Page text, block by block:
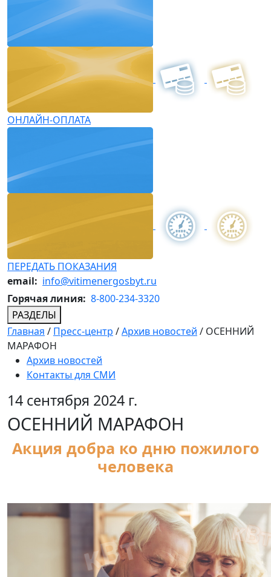
ОНЛАЙН-ОПЛАТА
ПЕРЕДАТЬ ПОКАЗАНИЯ
email: info@vitimenergosbyt.ru
Горячая линия: 8-800-234-3320
РАЗДЕЛЫ
Главная / Пресс-центр /Архив новостей / ОСЕННИЙ
МАРАФОН
Архив новостей
Контакты для СМИ
14 сентября 2024 г.
ОСЕННИЙ МАРАФОН
Акция добра ко дню пожилого
человека